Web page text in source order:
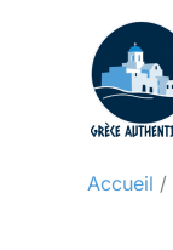
Accueil